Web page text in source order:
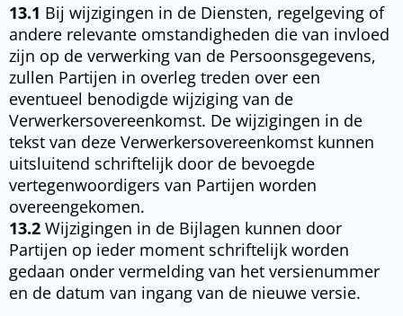
13.1 Bij wijzigingen in de Diensten, regelgeving of
andere relevante omstandigheden die van invloed
zijn op de verwerking van de Persoonsgegevens,
zullen Partijen in overleg treden over een
eventueel benodigde wijziging van de
Verwerkersovereenkomst. De wijzigingen in de
tekst van deze Verwerkersovereenkomst kunnen
uitsluitend schriftelijk door de bevoegde
vertegenwoordigers van Partijen worden
overeengekomen.
13.2 Wijzigingen in de Bijlagen kunnen door
Partijen op ieder moment schriftelijk worden
gedaan onder vermelding van het versienummer
en de datum van ingang van de nieuwe versie.